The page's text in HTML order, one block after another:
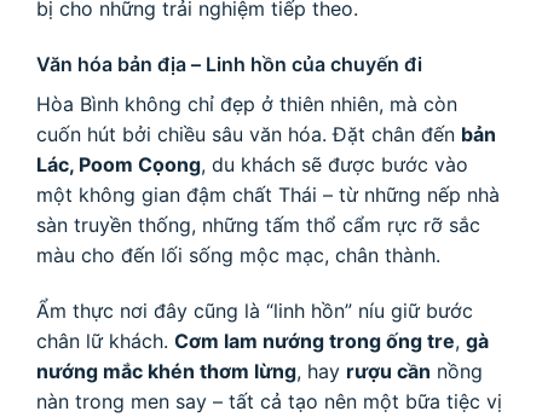
bị cho những trải nghiệm tiếp theo.
Văn hóa bản địa – Linh hồn của chuyến đi
Hòa Bình không chỉ đẹp ở thiên nhiên, mà còn
cuốn hút bởi chiều sâu văn hóa. Đặt chân đến bản
Lác, Poom Cọong, du khách sẽ được bước vào
một không gian đậm chất Thái – từ những nếp nhà
sàn truyền thống, những tấm thổ cẩm rực rỡ sắc
màu cho đến lối sống mộc mạc, chân thành.
Ẩm thực nơi đây cũng là “linh hồn” níu giữ bước
chân lữ khách. Cơm lam nướng trong ống tre, gà
nướng mắc khén thơm lừng, hay rượu cần nồng
nàn trong men say – tất cả tạo nên một bữa tiệc vị